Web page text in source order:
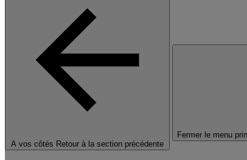
A vos côtés Retour à la section précédente
Fermer le menu